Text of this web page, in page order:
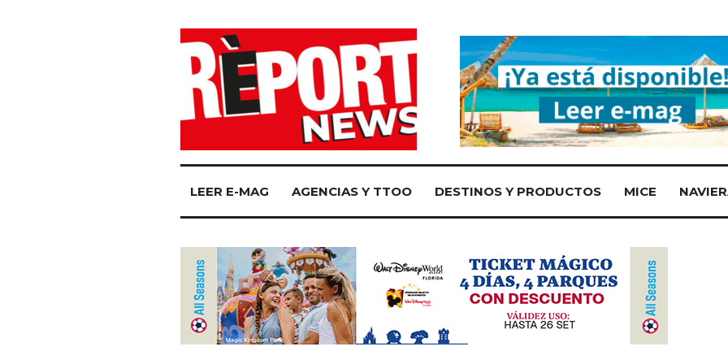
LEER E-MAG AGENCIAS Y TTOO DESTINOS Y PRODUCTOS MICE